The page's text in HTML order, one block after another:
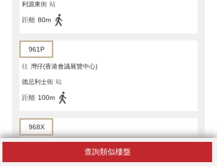
查詢類似樓盤
利源東街 站
距離 80m
961P
往 灣仔(香港會議展覽中心)
德忌利士街 站
距離 100m
968X
往 元朗(西)總站